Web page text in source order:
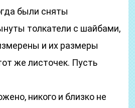
были сняты
толкатели с шайбами,
и их размеры
же листочек. Пусть
никого и близко не